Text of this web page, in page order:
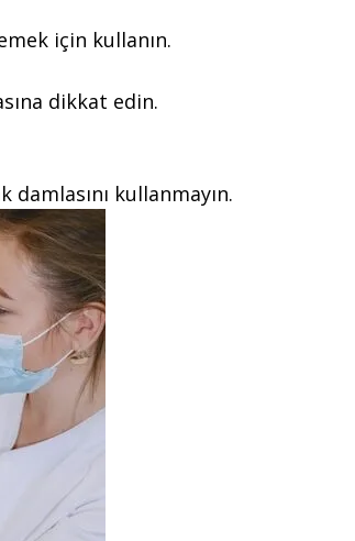
için kullanın.
dikkat edin.
kullanmayın.